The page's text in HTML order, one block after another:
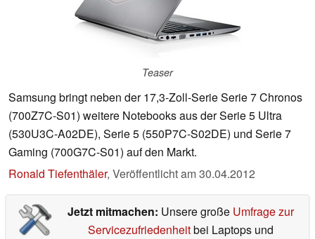
Teaser
Samsung bringt neben der 17,3-Zoll-Serie Serie 7 Chronos
(700Z7C-S01) weitere Notebooks aus der Serie 5 Ultra
(530U3C-A02DE), Serie 5 (550P7C-S02DE) und Serie 7
Gaming (700G7C-S01) auf den Markt.
Ronald Tiefenthäler, Veröffentlicht am30.04.2012
Jetzt mitmachen: Unsere große Umfrage zur
Servicezufriedenheitbei Laptops und